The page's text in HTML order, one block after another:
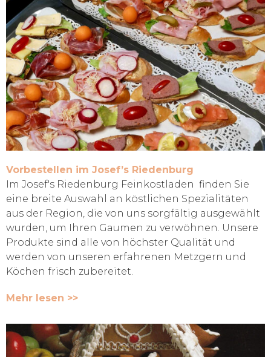
Vorbestellen im Josef’s Riedenburg
Im Josef's Riedenburg Feinkostladen finden Sie
eine breite Auswahl an köstlichen Spezialitäten
aus der Region, die von uns sorgfältig ausgewählt
wurden, um Ihren Gaumen zu verwöhnen. Unsere
Produkte sind alle von höchster Qualität und
werden von unseren erfahrenen Metzgern und
Köchen frisch zubereitet.
Mehr lesen >>